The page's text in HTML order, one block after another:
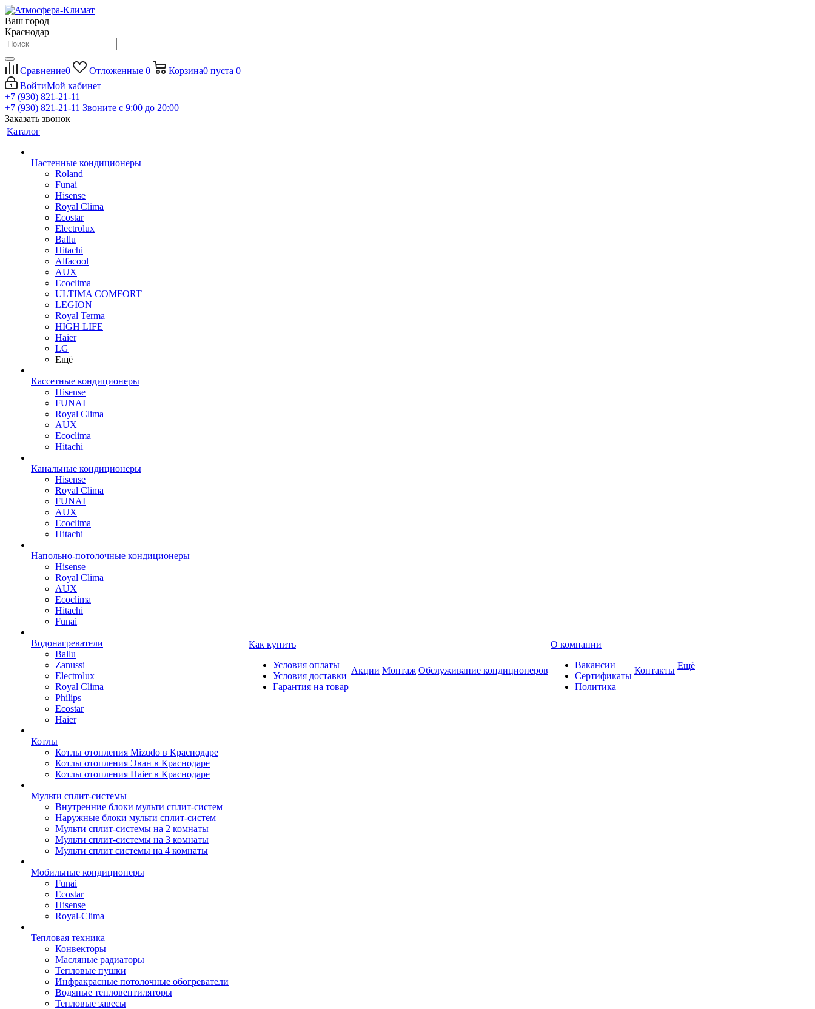
Ваш город
Краснодар
Сравнение0 Отложенные 0 Корзина0 пуста 0
ВойтиМой кабинет
+7 (930) 821-21-11
+7 (930) 821-21-11 Звоните с 9:00 до 20:00
Заказать звонок
Каталог
Настенные кондиционеры
Roland
Funai
Hisense
Royal Clima
Ecostar
Electrolux
Ballu
Hitachi
Alfacool
AUX
Ecoclima
ULTIMA COMFORT
LEGION
Royal Terma
HIGH LIFE
Haier
LG
Ещё
Кассетные кондиционеры
Hisense
FUNAI
Royal Clima
AUX
Ecoclima
Hitachi
Канальные кондиционеры
Hisense
Royal Clima
FUNAI
AUX
Ecoclima
Hitachi
Напольно-потолочные кондиционеры
Hisense
Royal Clima
AUX
Ecoclima
Hitachi
Funai
Водонагреватели
Ballu
Zanussi
Electrolux
Royal Clima
Philips
Ecostar
Haier
Котлы
Котлы отопления Mizudo в Краснодаре
Котлы отопления Эван в Краснодаре
Котлы отопления Haier в Краснодаре
Мульти сплит-системы
Внутренние блоки мульти сплит-систем
Наружные блоки мульти сплит-систем
Мульти сплит-системы на 2 комнаты
Мульти сплит-системы на 3 комнаты
Мульти сплит системы на 4 комнаты
Мобильные кондиционеры
Funai
Ecostar
Hisense
Royal-Clima
Тепловая техника
Конвекторы
Масляные радиаторы
Тепловые пушки
Инфракрасные потолочные обогреватели
Водяные тепловентиляторы
Тепловые завесы
Как купить
Условия оплаты
Условия доставки
Гарантия на товар
Акции Монтаж Обслуживание кондиционеров
О компании
Вакансии
Сертификаты
Политика
Контакты Ещё